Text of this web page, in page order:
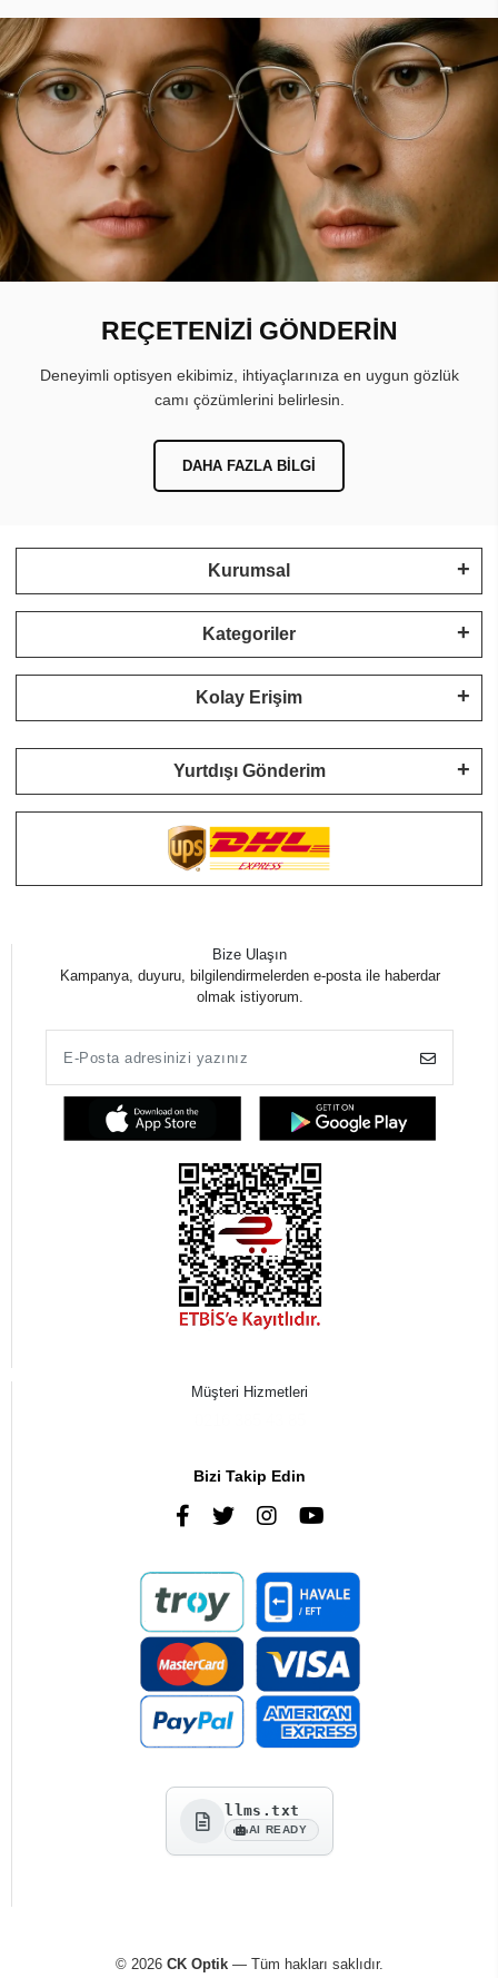
REÇETENİZİ GÖNDERİN
Deneyimli optisyen ekibimiz, ihtiyaçlarınıza en uygun gözlük
camı çözümlerini belirlesin.
DAHA FAZLA BILGI
Kurumsal
Kategoriler
Kolay Erişim
Yurtdışı Gönderim
Bize Ulaşın
Kampanya, duyuru, bilgilendirmelerden e-posta ile haberdar
olmak istiyorum.
Müşteri Hizmetleri
Bizi Takip Edin
llms.txt
AI READY
© 2026 CK Optik— Tüm hakları saklıdır.